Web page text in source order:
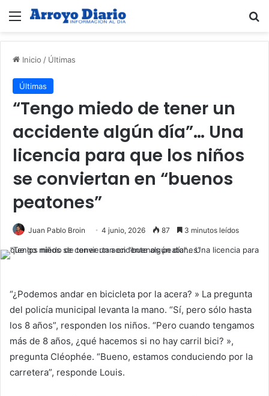
Menú
Inicio / Últimas
Últimas
“Tengo miedo de tener un
accidente algún día”… Una
licencia para que los niños
se conviertan en “buenos
peatones”
Juan Pablo Broin 4 junio, 2026 87 3 minutos leídos
“¿Podemos andar en bicicleta por la acera? » La pregunta
del policía municipal levanta la mano. “Sí, pero sólo hasta
los 8 años”, responden los niños. “Pero cuando tengamos
más de 8 años, ¿qué hacemos si no hay carril bici? »,
pregunta Cléophée. “Bueno, estamos conduciendo por la
carretera”, responde Louis.